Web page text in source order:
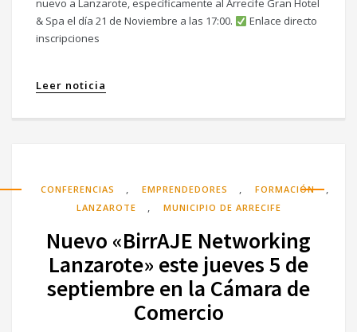
nuevo a Lanzarote, específicamente al Arrecife Gran Hotel
& Spa el día 21 de Noviembre a las 17:00.
Enlace directo
inscripciones
Leer noticia
CONFERENCIAS , EMPRENDEDORES , FORMACIÓN ,
LANZAROTE , MUNICIPIO DE ARRECIFE
Nuevo «BirrAJE Networking
Lanzarote» este jueves 5 de
septiembre en la Cámara de
Comercio